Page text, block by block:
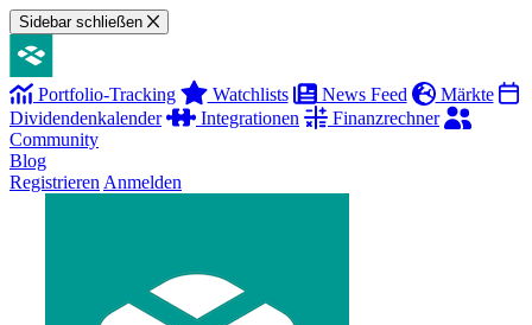
Sidebar schließen
Portfolio-Tracking Watchlists News Feed
Märkte
Dividendenkalender
Integrationen
Finanzrechner
Community
Blog
Registrieren Anmelden